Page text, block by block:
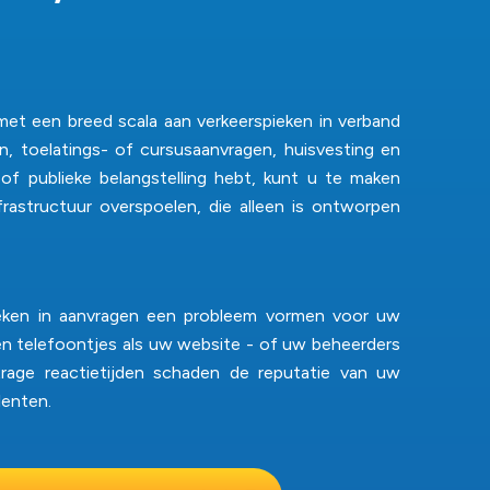
een breed scala aan verkeerspieken in verband
toelatings- of cursusaanvragen, huisvesting en
publieke belangstelling hebt, kunt u te maken
overspoelen, die alleen is ontworpen
in aanvragen een probleem vormen voor uw
telefoontjes als uw website - of uw beheerders
reactietijden schaden de reputatie van uw